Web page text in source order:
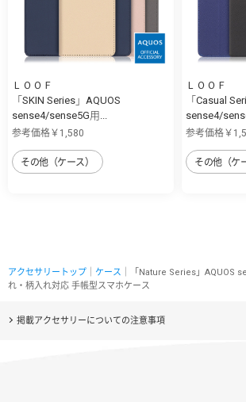
ＬＯＯＦ
「SKIN Series」AQUOS
sense4/sense5G用...
参考価格￥1,580
その他（ケース）
ＬＯＯＦ
「Casual
sense4/
参考価格￥
その他（ケ
アクセサリートップ ケース ｜「Nature Series」AQUOS
れ・柄入れ対応 手帳型スマホケース
掲載アクセサリーについての注意事項